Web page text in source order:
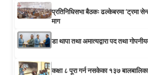
प्रतिनिधिसभा बैठकः ढल्केबरमा ‘ट्रमा
माग
डा थापा तथा अमात्यद्वारा पद तथा
कक्षा ८ पूरा गर्न नसकेका १३७